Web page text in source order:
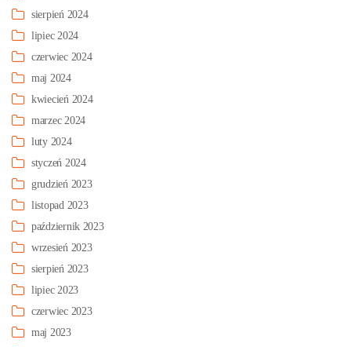
sierpień 2024
lipiec 2024
czerwiec 2024
maj 2024
kwiecień 2024
marzec 2024
luty 2024
styczeń 2024
grudzień 2023
listopad 2023
październik 2023
wrzesień 2023
sierpień 2023
lipiec 2023
czerwiec 2023
maj 2023